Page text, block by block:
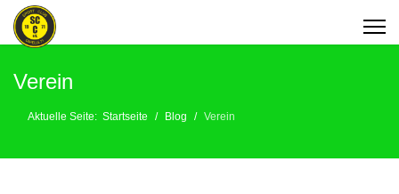
Verein
Aktuelle Seite: Startseite Blog Verein